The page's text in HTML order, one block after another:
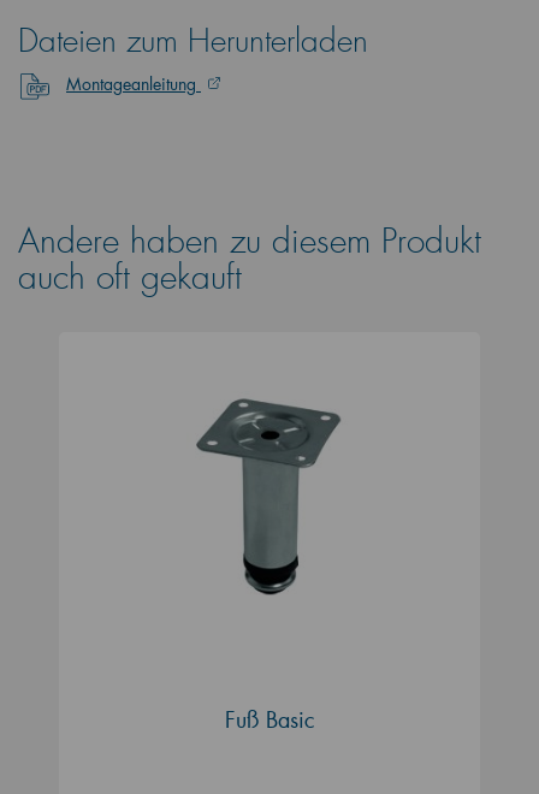
Dateien zum Herunterladen
Montageanleitung
Andere haben zu diesem Produkt
auch oft gekauft
Fuß Basic